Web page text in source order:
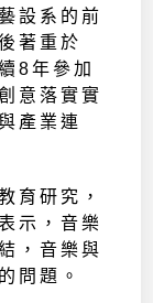
設系的前
著重於
8年參加
意落實實
產業連
育研究，
示，音樂
，音樂與
問題。